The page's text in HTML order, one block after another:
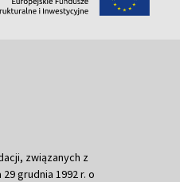
związanych z
grudnia 1992 r. o